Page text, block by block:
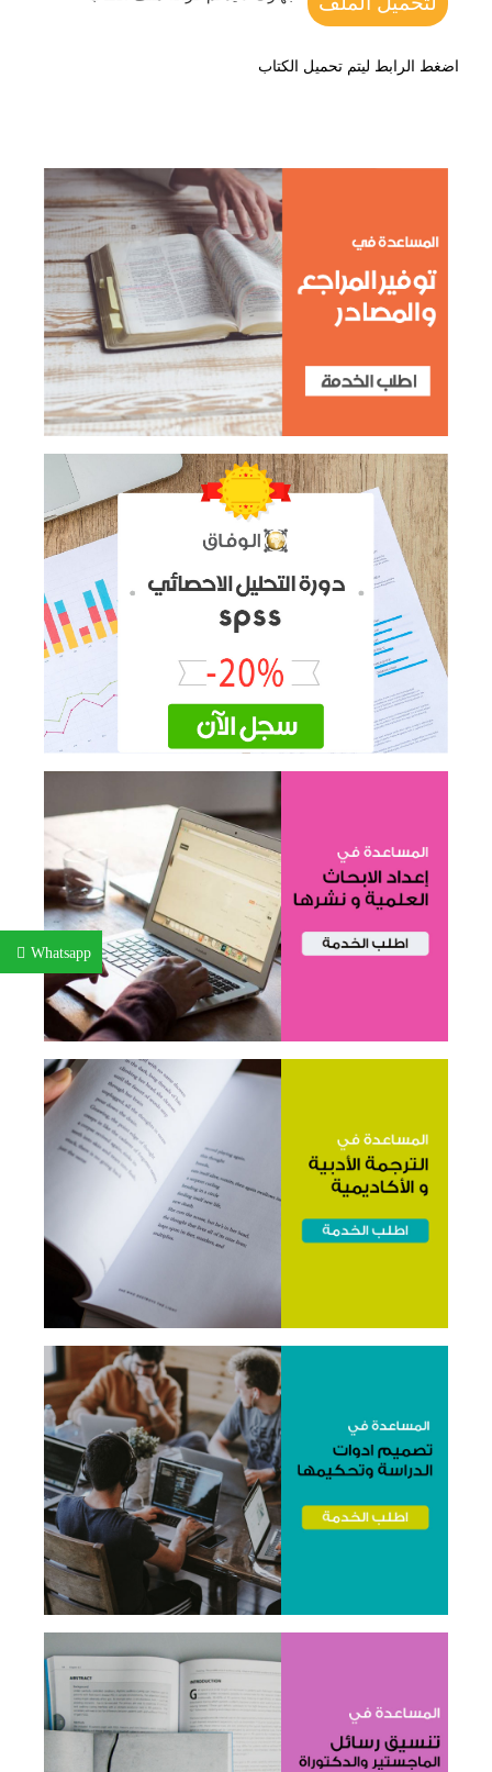
Whatsapp
اضغط الرابط ليتم تحميل الكتاب